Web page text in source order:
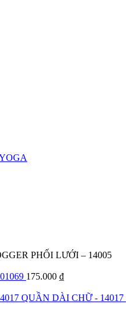
PHỐI LƯỚI – 14005
175.000 ₫
QUẦN DÀI CHỮ - 14017